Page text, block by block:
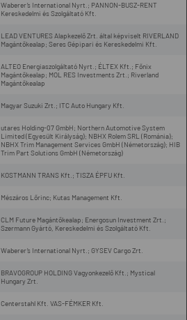
Waberer’s International Nyrt.; PANNON-BUSZ-RENT
Kereskedelmi és Szolgáltató Kft.
LEAD VENTURES Alapkezelő Zrt. által képviselt RIVERLAND
Magántőkealap; Seres Gépipari és Kereskedelmi Kft.
ALTEO Energiaszolgáltató Nyrt.; ÉLTEX Kft.; Főnix
Magántőkealap; MOL RES Investments Zrt.; Riverland
Magántőkealap
Magyar Suzuki Zrt.; ITC Auto Hungary Kft.
utares Holding-07 GmbH; Northern Automotive System
Limited (Egyesült Királyság); NBHX Rolem SRL (Románia);
NBHX Trim Management Services GmbH (Németország); HIB
Trim Part Solutions GmbH (Németország)
KOSTMANN TRANS Kft.; TISZA ÉPFU Kft.
Mészáros Lőrinc; Kutas Management Kft.
CLM Future Magántőkealap; Energosun Investment Zrt.;
Szermann Gyártó, Kereskedelmi és Szolgáltató Kft.
Waberer’s International Nyrt.; GYSEV Cargo Zrt.
BRAVOGROUP HOLDING Vagyonkezelő Kft.; Mystical
Hungary Zrt.
Centerstahl Kft. VAS-FÉMKER Kft.